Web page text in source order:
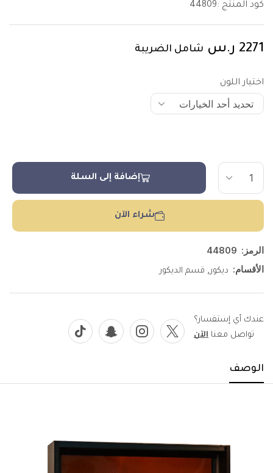
كود المنتج :44809
2271 ر.س شامل الضريبة
اختيار اللون
إضافة إلى السلة
شراء الآن
الرمز: 44809
الأقسام: ديكور, قسم الديكور
عندك أي إستفسار؟
تواصل معنا الآن
الوصف